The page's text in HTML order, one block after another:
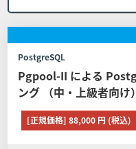
程変更は１回に限
更したコースの申
定めに関わらずコー
ただくものとします
■第8条 (日程変更)
PostgreSQL
Pgpool-II による
ング （中・上級者向け）
[正規価格] 88,000 円 (税込)